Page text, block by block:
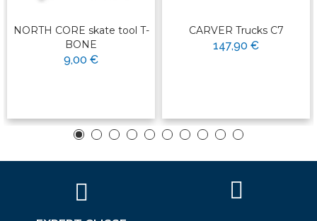
NORTH CORE skate tool T-
BONE
9,00 €
CARVER Trucks C7
147,90 €